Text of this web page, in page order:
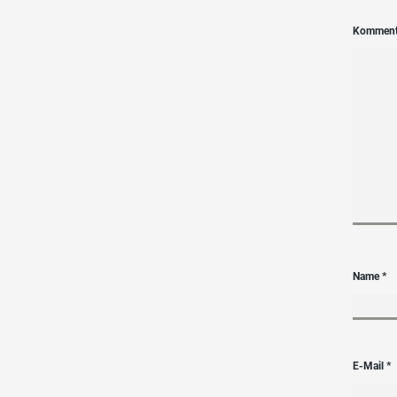
Name*
E-Mail*